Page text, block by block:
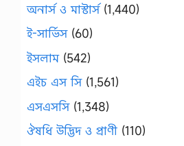
অনার্স ও মাস্টার্স(1,440)
ই-সার্ভিস(60)
ইসলাম(542)
এইচ এস সি(1,561)
এসএসসি(1,348)
ঔষধি উদ্ভিদ ও প্রাণী (110)